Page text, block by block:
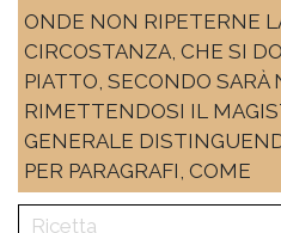
ONDE NON RIPETERNE
CIRCOSTANZA, CHE SI
PIATTO, SECONDO SARÀ
RIMETTENDOSI IL
GENERALE
PER PARAGRAFI, COME